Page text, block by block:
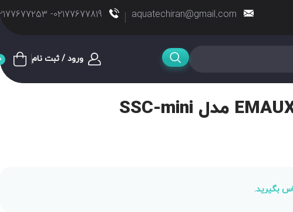
aquatechiran@gmail.com
02177677819- 02177677253
ورود / ثبت نام
بگیرید.